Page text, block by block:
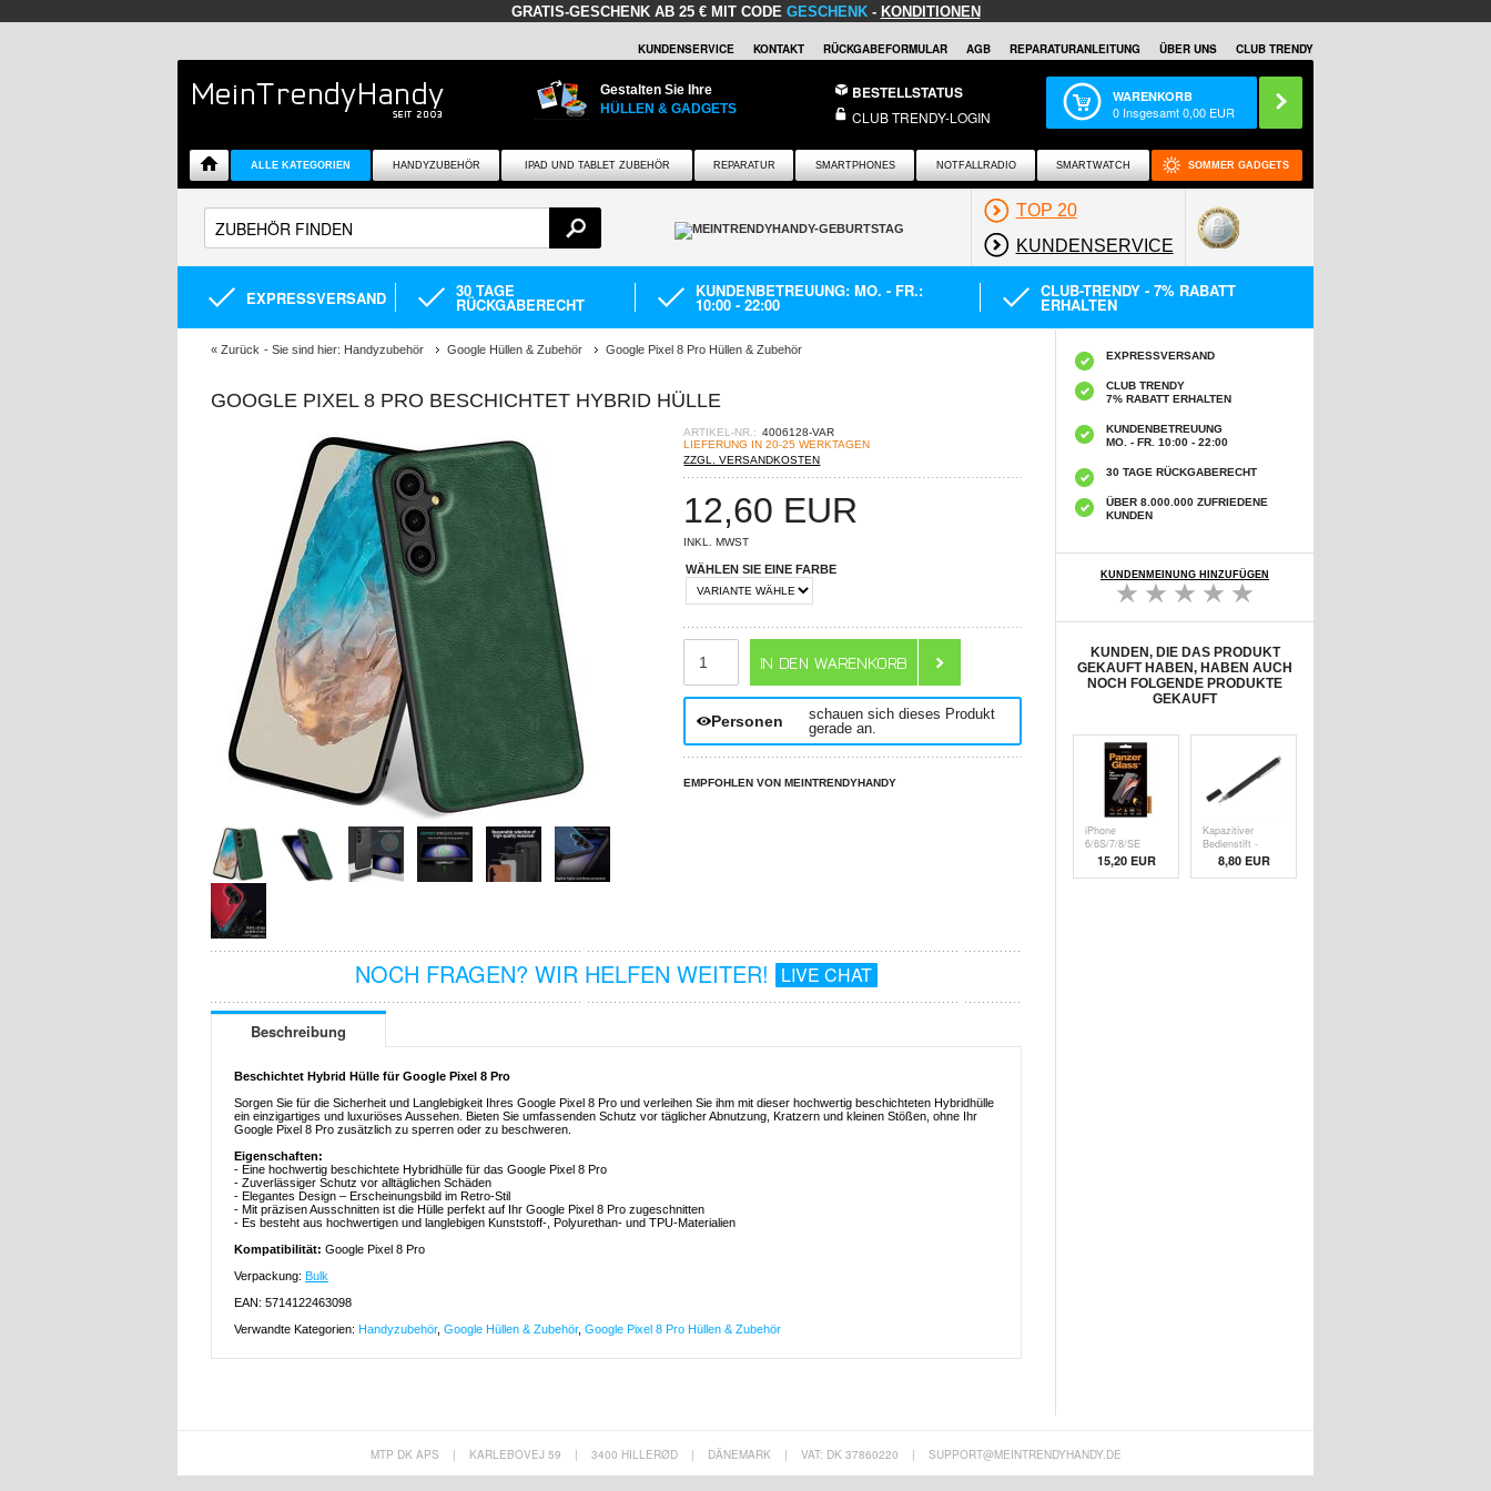
GRATIS-GESCHENK AB 25 € MIT CODE GESCHENK- KONDITIONEN
KUNDENSERVICE KONTAKT RÜCKGABEFORMULAR AGB REPARATURANLEITUNG ÜBER UNS CLUB TRENDY
Gestalten Sie Ihre
HÜLLEN & GADGETS
BESTELLSTATUS
CLUB TRENDY-LOGIN
WARENKORB
0 Insgesamt0,00 EUR
ALLE KATEGORIEN HANDYZUBEHÖR IPAD UND TABLET ZUBEHÖR REPARATUR SMARTPHONES NOTFALLRADIO SMARTWATCH SOMMER GADGETS
TOP 20
KUNDENSERVICE
EXPRESSVERSAND 30 TAGE
RÜCKGABERECHT
KUNDENBETREUUNG: MO. - FR.:
10:00 - 22:00
CLUB-TRENDY - 7% RABATT
ERHALTEN
« Zurück - Sie sind hier: Handyzubehör Google Hüllen & Zubehör Google Pixel 8 Pro Hüllen & Zubehör
GOOGLE PIXEL 8 PRO BESCHICHTET HYBRID HÜLLE
ARTIKEL-NR.: 4006128-VAR
LIEFERUNG IN 20-25 WERKTAGEN
ZZGL. VERSANDKOSTEN
12,60 EUR
INKL. MWST
WÄHLEN SIE EINE FARBE
Personen
schauen sich dieses Produkt
gerade an.
EMPFOHLEN VON MEINTRENDYHANDY
NOCH FRAGEN? WIR HELFEN WEITER! LIVE CHAT
Beschreibung
Beschichtet Hybrid Hülle für Google Pixel 8 Pro
Sorgen Sie für die Sicherheit und Langlebigkeit Ihres Google Pixel 8 Pro und verleihen Sie ihm mit dieser hochwertig beschichteten Hybridhülle
ein einzigartiges und luxuriöses Aussehen. Bieten Sie umfassenden Schutz vor täglicher Abnutzung, Kratzern und kleinen Stößen, ohne Ihr
Google Pixel 8 Pro zusätzlich zu sperren oder zu beschweren.
Eigenschaften:
- Eine hochwertig beschichtete Hybridhülle für das Google Pixel 8 Pro
- Zuverlässiger Schutz vor alltäglichen Schäden
- Elegantes Design – Erscheinungsbild im Retro-Stil
- Mit präzisen Ausschnitten ist die Hülle perfekt auf Ihr Google Pixel 8 Pro zugeschnitten
- Es besteht aus hochwertigen und langlebigen Kunststoff-, Polyurethan- und TPU-Materialien
Kompatibilität: Google Pixel 8 Pro
Verpackung: Bulk
EAN: 5714122463098
Verwandte Kategorien: Handyzubehör, Google Hüllen & Zubehör, Google Pixel 8 Pro Hüllen & Zubehör
EXPRESSVERSAND
CLUB TRENDY
7% RABATT ERHALTEN
KUNDENBETREUUNG
MO. - FR. 10:00 - 22:00
30 TAGE RÜCKGABERECHT
ÜBER 8.000.000 ZUFRIEDENE
KUNDEN
KUNDENMEINUNG HINZUFÜGEN
KUNDEN, DIE DAS PRODUKT
GEKAUFT HABEN, HABEN AUCH
NOCH FOLGENDE PRODUKTE
GEKAUFT
iPhone
6/6S/7/8/SE
(2020)/SE (
15,20 EUR
Kapazitiver
Bedienstift -
Schw8,80 EUR
MTP DK APS | KARLEBOVEJ 59 | 3400 HILLERØD | DÄNEMARK | VAT: DK 37860220 | SUPPORT@MEINTRENDYHANDY.DE